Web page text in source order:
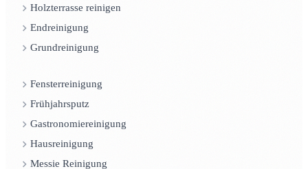
Holzterrasse reinigen
Endreinigung
Grundreinigung
Fensterreinigung
Frühjahrsputz
Gastronomiereinigung
Hausreinigung
Messie Reinigung